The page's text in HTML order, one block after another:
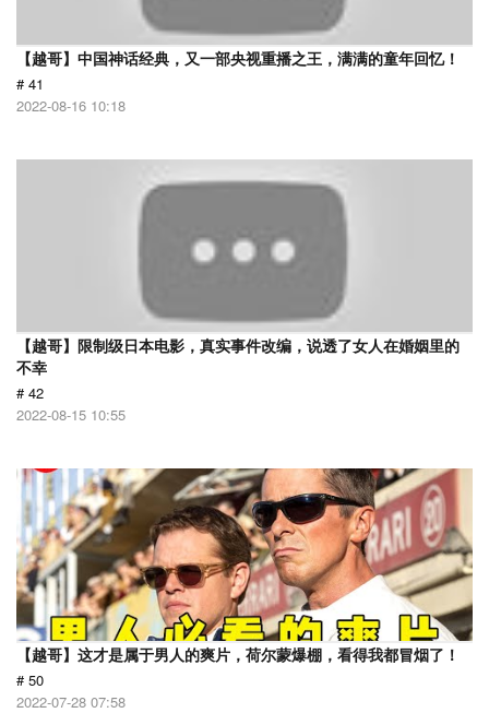
【越哥】中国神话经典，又一部央视重播之王，满满的童年回忆！
# 41
2022-08-16 10:18
【越哥】限制级日本电影，真实事件改编，说透了女人在婚姻里的
不幸
# 42
2022-08-15 10:55
【越哥】这才是属于男人的爽片，荷尔蒙爆棚，看得我都冒烟了！
# 50
2022-07-28 07:58